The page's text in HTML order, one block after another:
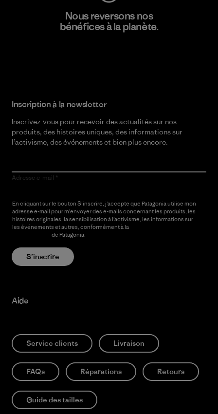
Nous reversons nos
bénéfices à la planète.
Inscription à la newsletter
Inscrivez-vous pour recevoir des actualités sur nos
produits, des histoires uniques, des informations sur
l’activisme, des événements et bien plus encore.
Adresse e-mail
En cliquant sur le bouton S’inscrire, j’accepte que Patagonia utilise mon
adresse e-mail pour m’envoyer des e-mails concernant les produits, les
histoires originales, la sensibilisation à l’activisme, les informations sur
les événements et autres, conformément à la
de Patagonia.
S’inscrire
Aide
Service clients Livraison
FAQs Réparations Retours
Guide des tailles